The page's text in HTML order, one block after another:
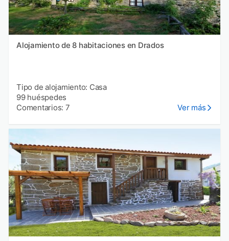
Alojamiento de 8 habitaciones en Drados
Tipo de alojamiento: Casa
99 huéspedes
Comentarios: 7
Ver más